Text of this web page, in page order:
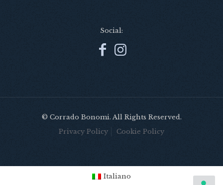
Social:
© Corrado Bonomi. All Rights Reserved.
Privacy Policy
Cookie Policy
Italiano